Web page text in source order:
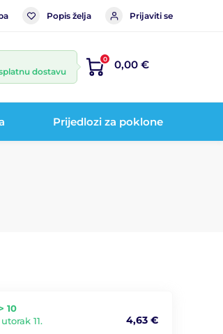
Popis želja Prijaviti se
dostavu
0 0,00 €
Prijedlozi za poklone
10
11.
4,63 €